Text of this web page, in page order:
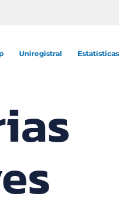
Uniregistral Estatísticas